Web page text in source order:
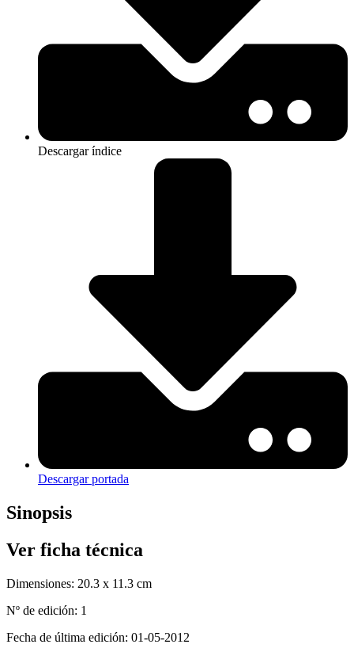
Descargar índice
Descargar portada
Sinopsis
Ver ficha técnica
Dimensiones: 20.3 x 11.3 cm
Nº de edición: 1
Fecha de última edición: 01-05-2012